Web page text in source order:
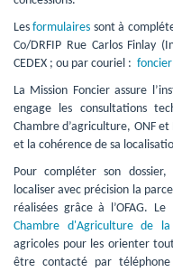
Les formulaires sont à
Co/DRFIP Rue Carlos Finlay
CEDEX ; ou par couriel :
La Mission Foncier assure
engage les consultations
Chambre d’agriculture, ONF
et la cohérence de sa
Pour compléter son
localiser avec précision la
réalisées grâce à l’OFAG.
Chambre d'Agriculture de la
agricoles pour les orienter
être contacté par